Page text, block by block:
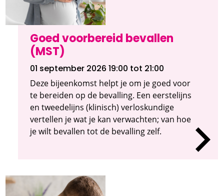
Goed voorbereid bevallen
(MST)
01 september 2026 19:00 tot 21:00
Deze bijeenkomst helpt je om je goed voor
te bereiden op de bevalling. Een eerstelijns
en tweedelijns (klinisch) verloskundige
vertellen je wat je kan verwachten; van hoe
je wilt bevallen tot de bevalling zelf.